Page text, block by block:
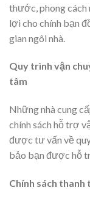
thước, phong cách
lợi cho chính bạn
gian ngôi nhà.
Quy trình vận
tâm
Những nhà cung
chính sách hỗ trợ
được tư vấn về
bảo bạn được hỗ
Chính sách thanh